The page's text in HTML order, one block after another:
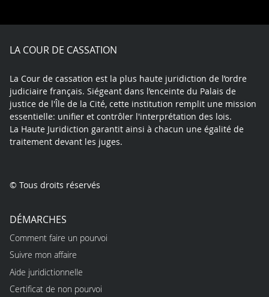
X
FacebookYoutubeLinkedInInstagram
LA COUR DE CASSATION
La Cour de cassation est la plus haute juridiction de l’ordre
judiciaire français. Siégeant dans l’enceinte du Palais de
justice de l'Île de la Cité, cette institution remplit une mission
essentielle: unifier et contrôler l'interprétation des lois.
La Haute Juridiction garantit ainsi à chacun une égalité de
traitement devant les juges.
© Tous droits réservés
DÉMARCHES
Comment faire un pourvoi
Suivre mon affaire
Aide juridictionnelle
Certificat de non pourvoi